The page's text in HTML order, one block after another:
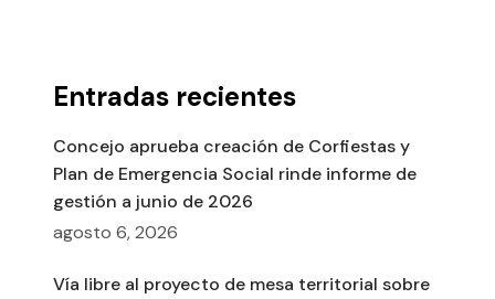
Entradas recientes
Concejo aprueba creación de Corfiestas y
Plan de Emergencia Social rinde informe de
gestión a junio de 2026
agosto 6, 2026
Vía libre al proyecto de mesa territorial sobre